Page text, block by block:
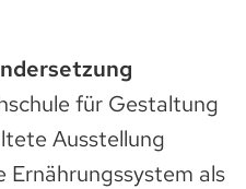
für Gestaltung
Ausstellung
als